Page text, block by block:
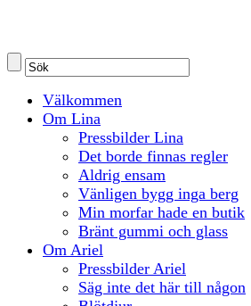
Välkommen
Om Lina
Pressbilder Lina
Det borde finnas regler
Aldrig ensam
Vänligen bygg inga berg
Min morfar hade en butik
Bränt gummi och glass
Om Ariel
Pressbilder Ariel
Säg inte det här till någon